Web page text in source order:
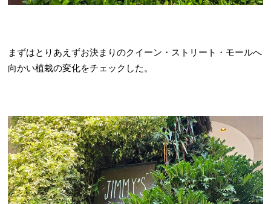
まずはとりあえずお決まりのクイーン・ストリート・モールへ
向かい植栽の変化をチェックした。